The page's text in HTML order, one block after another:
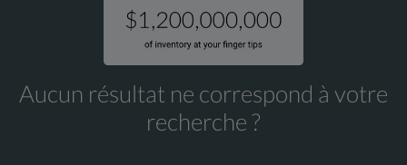
Aucun résultat ne correspond à votre
recherche ?